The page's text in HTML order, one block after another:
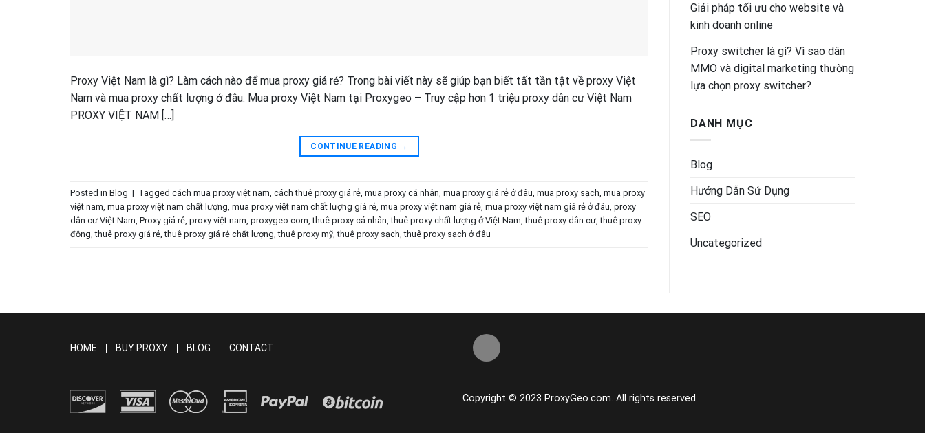
Proxy Việt Nam là gì? Làm cách nào để mua proxy giá rẻ? Trong bài viết này sẽ giúp bạn biết tất tần tật về proxy Việt
Nam và mua proxy chất lượng ở đâu. Mua proxy Việt Nam tại Proxygeo – Truy cập hơn 1 triệu proxy dân cư Việt Nam
PROXY VIỆT NAM […]
CONTINUE READING →
Posted in Blog | Tagged cách mua proxy việt nam cách thuê proxy giá rẻ mua proxy cá nhân mua proxy giá rẻ ở đâu mua proxy sạch mua proxy
việt nam mua proxy việt nam chất lượng mua proxy việt nam chất lượng giá rẻ mua proxy việt nam giá rẻ mua proxy việt nam giá rẻ ở đâu proxy
dân cư Việt Nam Proxy giá rẻ proxy việt nam proxygeo.com ,thuê proxy cá nhân ,thuê proxy chất lượng ở Việt Nam ,thuê proxy dân cư ,thuê proxy
động ,thuê proxy giá rẻ ,thuê proxy giá rẻ chất lượng ,thuê proxy mỹ ,thuê proxy sạch ,thuê proxy sạch ở đâu
Giải pháp tối ưu cho website và
kinh doanh online
Proxy switcher là gì? Vì sao dân
MMO và digital marketing thường
lựa chọn proxy switcher?
DANH MỤC
Blog
Hướng Dẫn Sử Dụng
SEO
Uncategorized
HOME BUY PROXY BLOG CONTACT
Copyright © 2023 ProxyGeo.com. All rights reserved